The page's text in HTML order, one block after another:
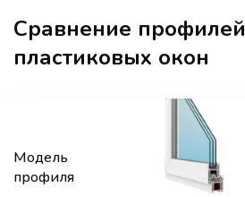
Сравнение профилей
пластиковых окон
Модель
профиля